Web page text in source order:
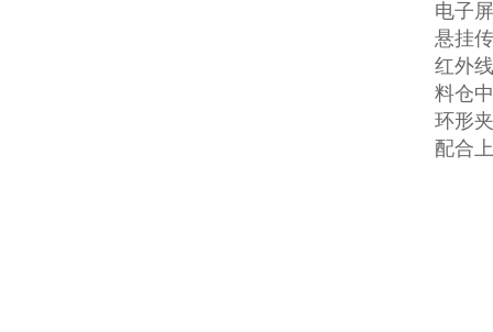
电子
悬挂
红外
料仓
环形
配合